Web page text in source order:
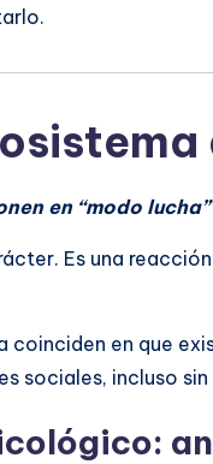
en “modo
Es una
en que
sociales, incluso